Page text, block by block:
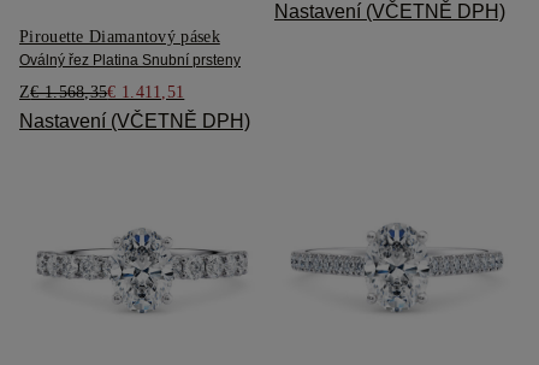
Pirouette Diamantový pásek
Oválný řez Platina Snubní prsteny
Z€ 1.568,35€ 1.411,51
Nastavení (VČETNĚ DPH)
Nastavení (VČETNĚ DPH)